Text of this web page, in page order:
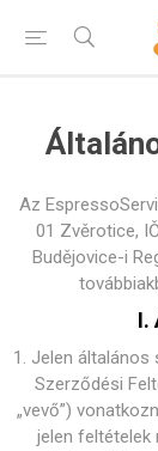
Az
01 Zvěrotice,
Budějovice-i
I.
1. Jelen általános
Szerződési
„vevő”)
jelen feltételek